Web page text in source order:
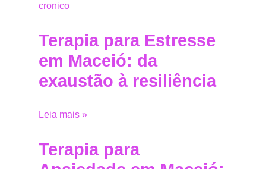
Terapia para Estresse
em Maceió: da
exaustão à resiliência
Leia mais »
Terapia para